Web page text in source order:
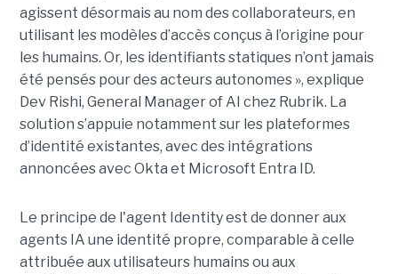
agissent désormais au nom des collaborateurs, en
utilisant les modèles d’accès conçus à l’origine pour
les humains. Or, les identifiants statiques n’ont jamais
été pensés pour des acteurs autonomes », explique
Dev Rishi, General Manager of AI chez Rubrik. La
solution s’appuie notamment sur les plateformes
d’identité existantes, avec des intégrations
annoncées avec Okta et Microsoft Entra ID.
Le principe de l'agent Identity est de donner aux
agents IA une identité propre, comparable à celle
attribuée aux utilisateurs humains ou aux